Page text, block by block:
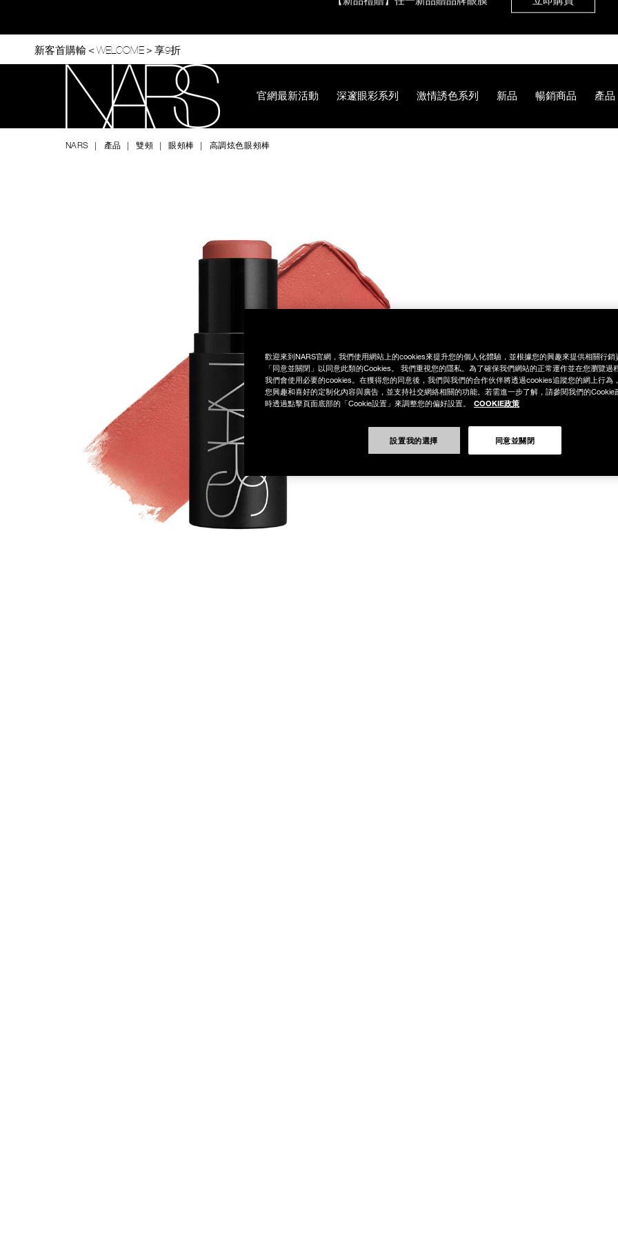
content
【8.6-8.9 限定】全館最高享14%回饋 立即購買
【8/3-8/10限定】限時輸碼贈迷你腮紅露 立即購買
新客首購輸＜WELCOME＞享9折
官網最新活動 深邃眼彩系列 激情誘色系列 新品 暢銷商品 產品
NARS 產品 雙頰 眼頰棒 高調炫色眼頰棒
歡迎來到NARS官網，我們使用網站上的cookies來提升您的個人化體驗，並根據您的興趣來提供相關行銷
「同意並關閉」以同意此類的Cookies。 我們重視您的隱私。為了確保我們網站的正常運作並在您瀏覽過
我們會使用必要的cookies。在獲得您的同意後，我們與我們的合作伙伴將透過cookies追蹤您的網上行為
您興趣和喜好的定制化內容與廣告，並支持社交網絡相關的功能。若需進一步了解，請參閱我們的Cookie
時透過點擊頁面底部的「Cookie設置」來調整您的偏好設置。
COOKIE政策
設置我的選擇 同意並關閉